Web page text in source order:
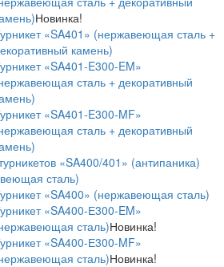
Новинка!
«SA401» (нержавеющая сталь +
камень)
«SA401-E300-EM»
сталь + декоративный
«SA401-E300-MF»
сталь + декоративный
«SA400/401» (антипаника)
сталь)
«SA400» (нержавеющая сталь)
«SA400-Е300-EM»
сталь)Новинка!
«SA400-Е300-MF»
сталь)Новинка!